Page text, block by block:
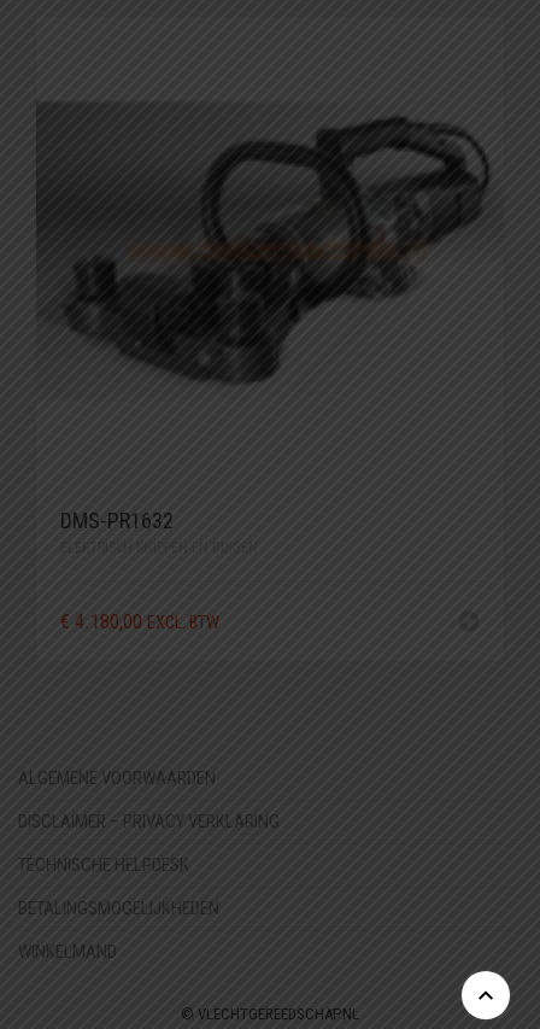
DMS-PR1632
€ 4.180,00 EXCL. BTW
ALGEMENE VOORWAARDEN
DISCLAIMER – PRIVACY VERKLARING
TECHNISCHE HELPDESK
BETALINGSMOGELIJKHEDEN
WINKELMAND
© VLECHTGEREEDSCHAP.NL